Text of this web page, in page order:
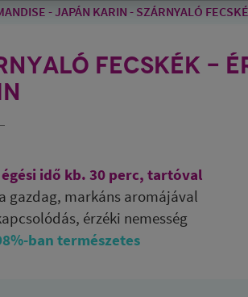
- JAPÁN KARIN - SZÁRNYALÓ
FECSKÉK -
égési idő kb. 30 perc, tartóval
gazdag, markáns aromájával
érzéki nemesség
ban természetes